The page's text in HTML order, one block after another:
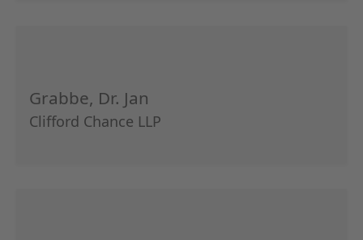
Grabbe, Dr. Jan
Clifford Chance LLP